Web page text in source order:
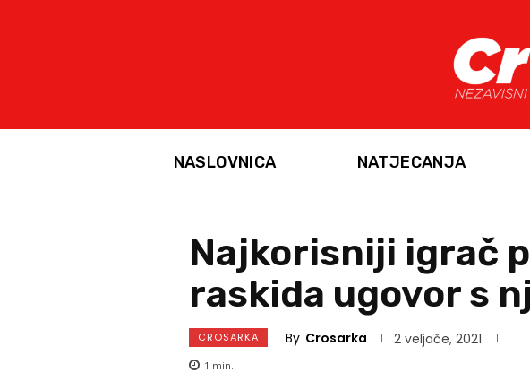
NASLOVNICA NATJECANJA
Najkorisniji igrač
raskida ugovor s
CROSARKA By Crosarka 2 veljače, 2021
1 min.